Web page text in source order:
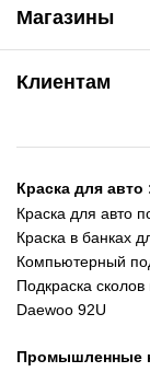
Магазины
ул. Рабочая, 2-а
093 611-39-23
(ориентир:
Одесса
пр-т Акад. Глушко,
066 554-97-70
Клиентам
Доставка и оплата
Сотрудничество
Наши публикации
Публичная
Политика
Краска для авто
Краска для авто
Краска в банках
Компьютерный
Подкраска
Daewoo 92U
Промышленные